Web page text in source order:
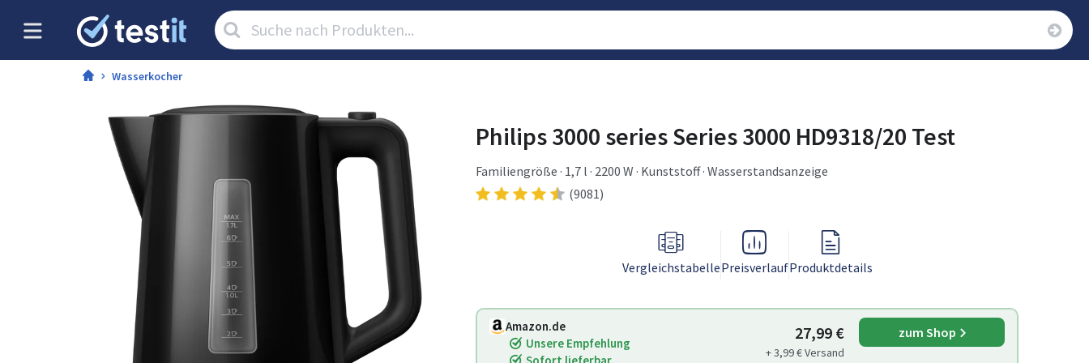
Artikel
suchen:
Wasserkocher
Philips 3000 series Series 3000 HD9318/20 Test
Familiengröße · 1,7 l · 2200 W · Kunststoff · Wasserstandsanzeige
(9081)
VergleichstabellePreisverlaufProduktdetails
Amazon.de
Unsere Empfehlung
27,99 €
+ 3,99 € Versand
zum Shop